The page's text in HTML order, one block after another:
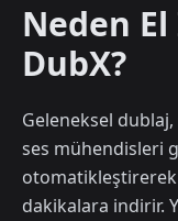
Neden
DubX?
Geleneksel dublaj,
ses mühendisleri
dakikalara indirir.